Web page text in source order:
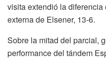
visita extendió la
externa de Elsener, 13-6.
Sobre la mitad del parcial,
performance del tándem